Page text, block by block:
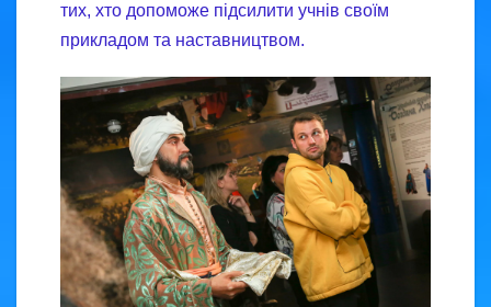
тих, хто допоможе підсилити учнів своїм
прикладом та наставництвом.